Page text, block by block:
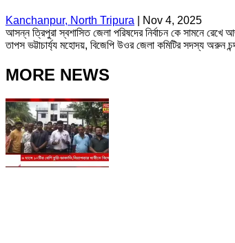
Kanchanpur, North Tripura
Nov 4, 2025
আসন্ন ত্রিপুরা স্বশাসিত জেলা পরিষদের নির্বাচন কে সামনে
তাপস ভট্টাচার্য্য মহোদয়, বিজেপি উওর জেলা কমিটির সদস্য অরুন
MORE NEWS